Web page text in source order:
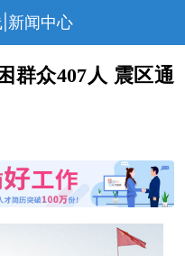
新闻中心
群众407人 震区通